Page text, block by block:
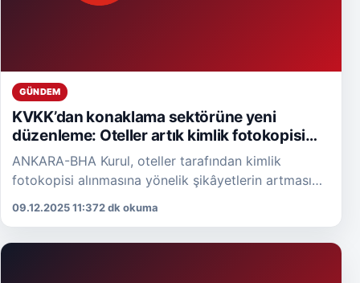
GÜNDEM
KVKK’dan konaklama sektörüne yeni
düzenleme: Oteller artık kimlik fotokopisi
alamayacak
ANKARA-BHA Kurul, oteller tarafından kimlik
fotokopisi alınmasına yönelik şikâyetlerin artması
09.12.2025 11:372 dk okuma